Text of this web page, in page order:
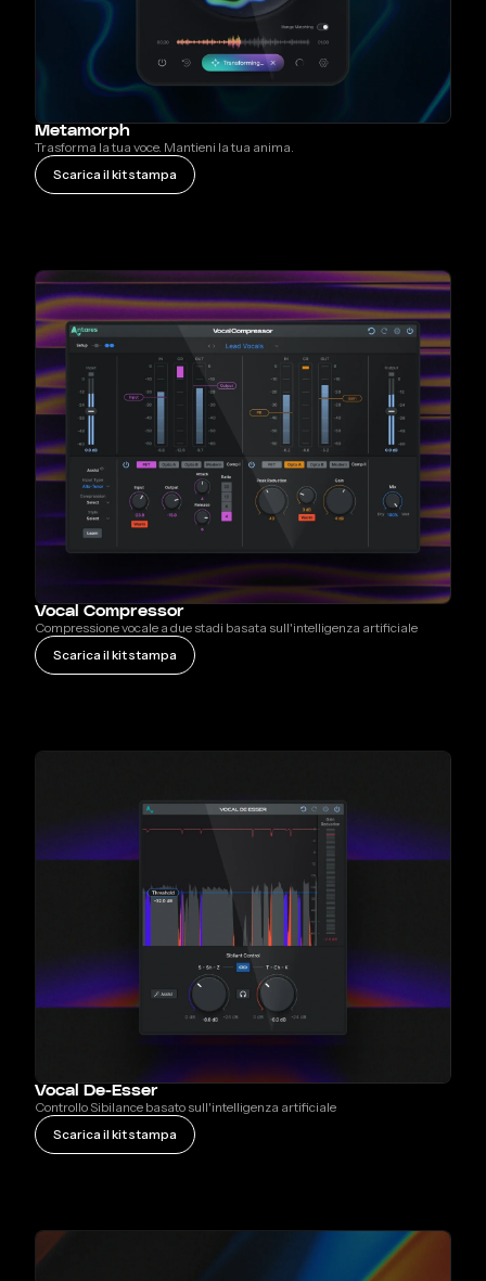
Metamorph
Trasforma la tua voce. Mantieni la tua anima.
Scarica il kit stampa
Vocal Compressor
Compressione vocale a due stadi basata sull'intelligenza artificiale
Scarica il kit stampa
Vocal De-Esser
Controllo Sibilance basato sull'intelligenza artificiale
Scarica il kit stampa